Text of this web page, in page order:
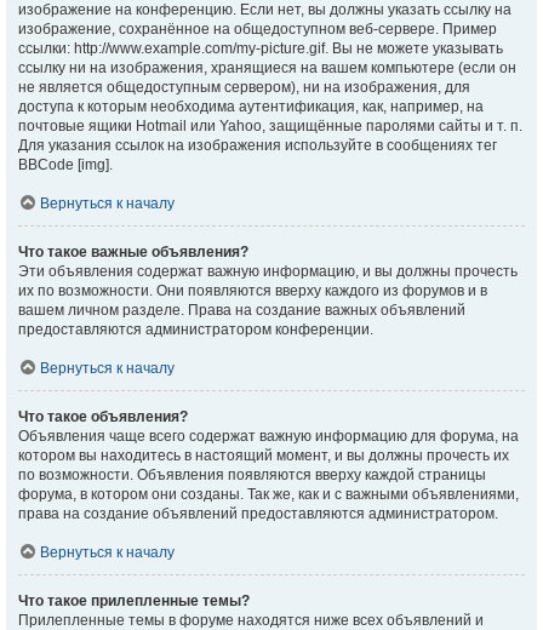
изображение на конференцию. Если нет, вы должны указать ссылку на
изображение, сохранённое на общедоступном веб-сервере. Пример
ссылки: http://www.example.com/my-picture.gif. Вы не можете указывать
ссылку ни на изображения, хранящиеся на вашем компьютере (если он
не является общедоступным сервером), ни на изображения, для
доступа к которым необходима аутентификация, как, например, на
почтовые ящики Hotmail или Yahoo, защищённые паролями сайты и т. п.
Для указания ссылок на изображения используйте в сообщениях тег
BBCode [img].
Вернуться к началу
Что такое важные объявления?
Эти объявления содержат важную информацию, и вы должны прочесть
их по возможности. Они появляются вверху каждого из форумов и в
вашем личном разделе. Права на создание важных объявлений
предоставляются администратором конференции.
Вернуться к началу
Что такое объявления?
Объявления чаще всего содержат важную информацию для форума, на
котором вы находитесь в настоящий момент, и вы должны прочесть их
по возможности. Объявления появляются вверху каждой страницы
форума, в котором они созданы. Так же, как и с важными объявлениями,
права на создание объявлений предоставляются администратором.
Вернуться к началу
Что такое прилепленные темы?
Прилепленные темы в форуме находятся ниже всех объявлений и